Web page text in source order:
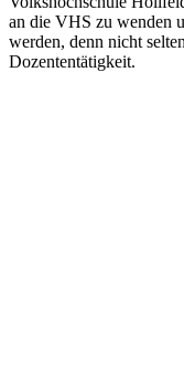
an die VHS zu wenden
werden, denn nicht
Dozententätigkeit.